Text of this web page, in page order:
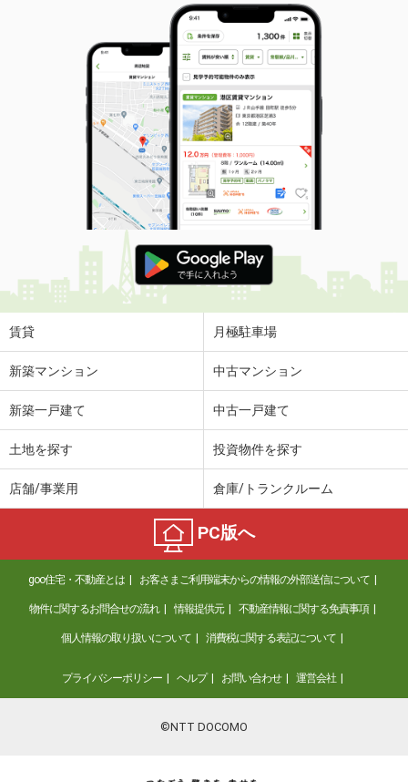
賃貸 月極駐車場
新築マンション 中古マンション
新築一戸建て 中古一戸建て
土地を探す 投資物件を探す
店舗/事業用 倉庫/トランクルーム
PC版へ
goo住宅・不動産とは お客さまご利用端末からの情報の外部送信について
物件に関するお問合せの流れ 情報提供元 不動産情報に関する免責事項
個人情報の取り扱いについて 消費税に関する表記について
プライバシーポリシー ヘルプ お問い合わせ 運営会社
©NTT DOCOMO